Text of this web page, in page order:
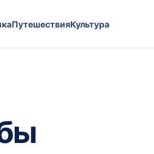
ПутешествияКультура